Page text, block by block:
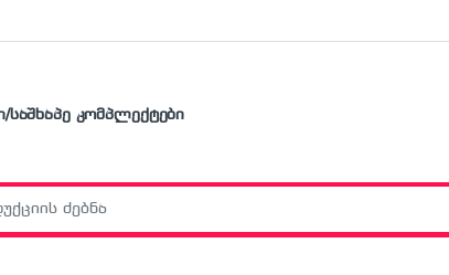
საშხაპე კომპლექტები